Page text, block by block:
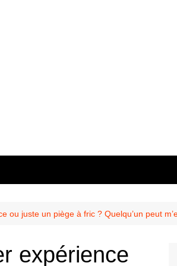
ou juste un piège à fric ? Quelqu’un peut
expérience